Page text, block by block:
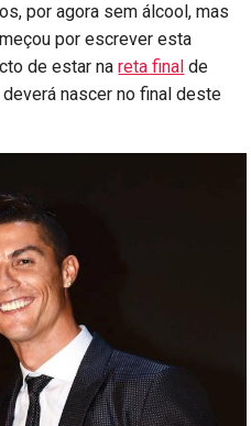
por agora sem álcool, mas
por escrever esta
de estar nareta final de
nascer no final deste